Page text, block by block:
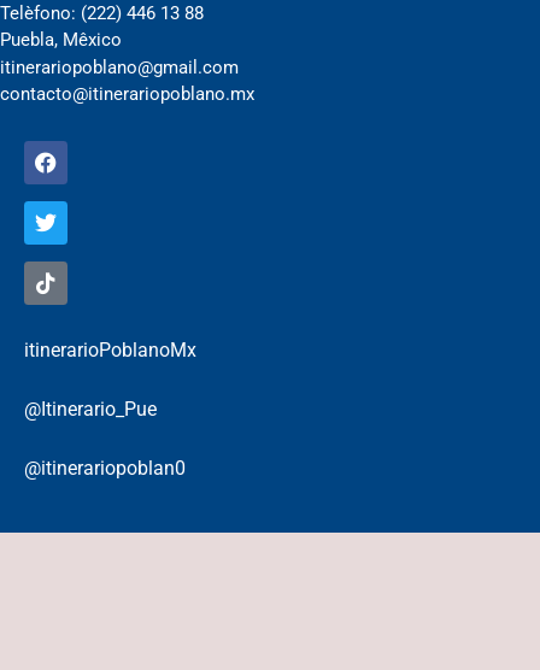
Telèfono: (222) 446 13 88
Puebla, Mêxico
itinerariopoblano@gmail.com
contacto@itinerariopoblano.mx
itinerarioPoblanoMx
@Itinerario_Pue
@itinerariopoblan0